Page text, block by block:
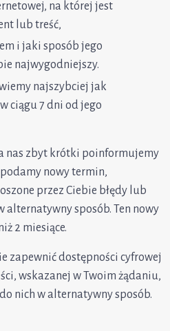
na której jest
lub treść,
i jaki sposób jego
najwygodniejszy.
najszybciej jak
ciągu 7 dni od jego
nas zbyt krótki poinformujemy
nowy termin,
przez Ciebie błędy lub
sposób. Ten nowy
2 miesiące.
zapewnić dostępności cyfrowej
wskazanej w Twoim żądaniu,
nich w alternatywny sposób.